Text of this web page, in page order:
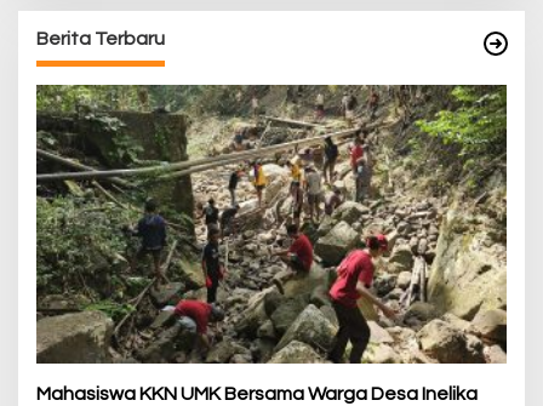
Berita Terbaru
Mahasiswa KKN UMK Bersama Warga Desa Inelika